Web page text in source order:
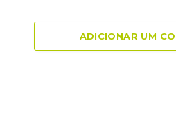
ADICIONAR UM